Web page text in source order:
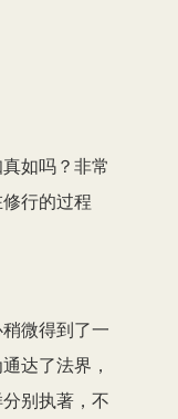
如吗？非常
行的过程
微得到了一
达了法界，
别执著，不